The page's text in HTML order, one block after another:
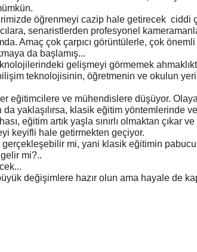
öğrenmeyi cazip hale getirecek ciddi
senaristlerden profesyonel
Amaç çok çarpıcı görüntülerle, çok önemli
da başlamış...
gelişmeyi görmemek
teknolojisinin, öğretmenin ve okulun
eğitimcilere ve mühendislere düşüyor.
da yaklaşılırsa, klasik eğitim yöntemlerinde
eğitim artık yaşla sınırlı olmaktan çıkar
keyifli hale getirmekten geçiyor.
gerçekleşebilir mi, yani klasik eğitimin
mi?..
değişimlere hazır olun ama hayale de